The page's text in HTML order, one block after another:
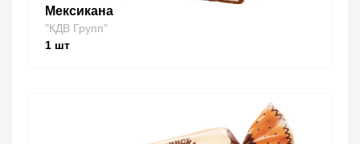
Мексикана
"КДВ Групп"
1 шт